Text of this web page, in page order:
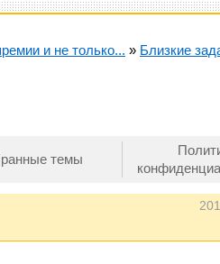
и не только... » Близкие
темы